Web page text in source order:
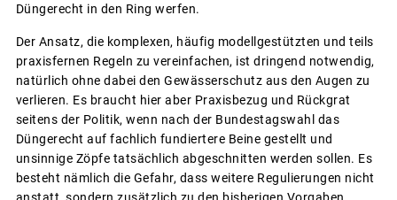
Düngerecht in den Ring werfen.
Der Ansatz, die komplexen, häufig modellgestützten und teils
praxisfernen Regeln zu vereinfachen, ist dringend notwendig,
natürlich ohne dabei den Gewässerschutz aus den Augen zu
verlieren. Es braucht hier aber Praxisbezug und Rückgrat
seitens der Politik, wenn nach der Bundestagswahl das
Düngerecht auf fachlich fundiertere Beine gestellt und
unsinnige Zöpfe tatsächlich abgeschnitten werden sollen. Es
besteht nämlich die Gefahr, dass weitere Regulierungen nicht